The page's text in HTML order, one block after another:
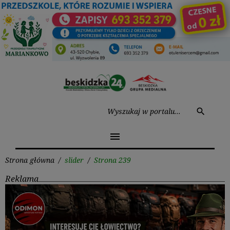
Przejdź
do
treści
search
menu
Strona główna / slider / Strona 239
Reklama